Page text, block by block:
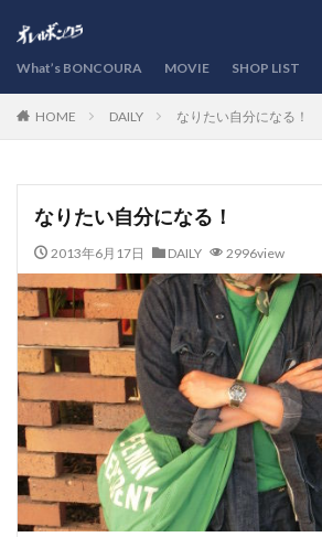
What’s BONCOURA MOVIE SHOP LIST
HOME DAILY なりたい自分になる！
なりたい自分になる！
2013年6月17日 DAILY 2996view
カテゴリー
検索